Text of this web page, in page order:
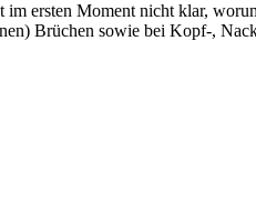
ersten Moment nicht klar,
Brüchen sowie bei Kopf-,